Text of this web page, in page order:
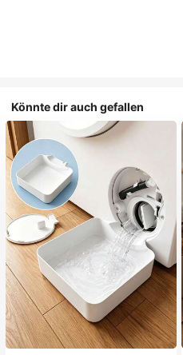
Könnte dir auch gefallen